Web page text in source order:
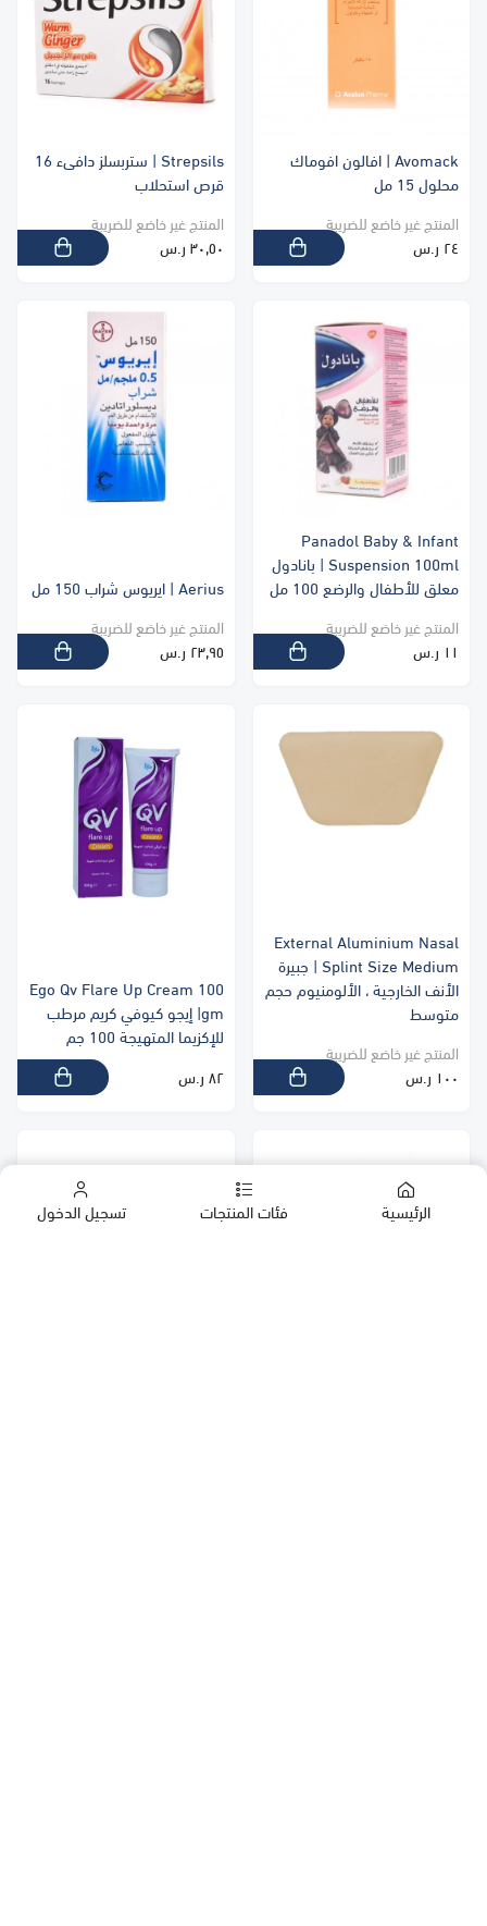
الرئيسية فئات المنتجات تسجيل الدخول
Avomack | افالون افوماك
محلول 15 مل
المنتج غير خاضع للضريبة
٢٤ ر.س
Strepsils | ستربسلز دافىء 16
قرص استحلاب
المنتج غير خاضع للضريبة
٣٠٫٥٠ ر.س
Panadol Baby & Infant
Suspension 100ml | بانادول
معلق للأطفال والرضع 100 مل
المنتج غير خاضع للضريبة
١١ ر.س
Aerius | ايريوس شراب 150 مل
المنتج غير خاضع للضريبة
٢٣٫٩٥ ر.س
External Aluminium Nasal
Splint Size Medium | جبيرة
الأنف الخارجية ، الألومنيوم حجم
متوسط
المنتج غير خاضع للضريبة
١٠٠ ر.س
Ego Qv Flare Up Cream 100
gm| إيجو كيوفي كريم مرطب
للإكزيما المتهيجة 100 جم
٨٢ ر.س